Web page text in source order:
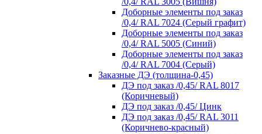
Доборные элементы под заказ
/0,4/ RAL 7024 (Серый графит)
Доборные элементы под заказ
/0,4/ RAL 5005 (Синий)
Доборные элементы под заказ
/0,4/ RAL 7004 (Серый)
Заказные ДЭ (толщина-0,45)
ДЭ под заказ /0,45/ RAL 8017
(Коричневый)
ДЭ под заказ /0,45/ Цинк
ДЭ под заказ /0,45/ RAL 3011
(Коричнево-красный)